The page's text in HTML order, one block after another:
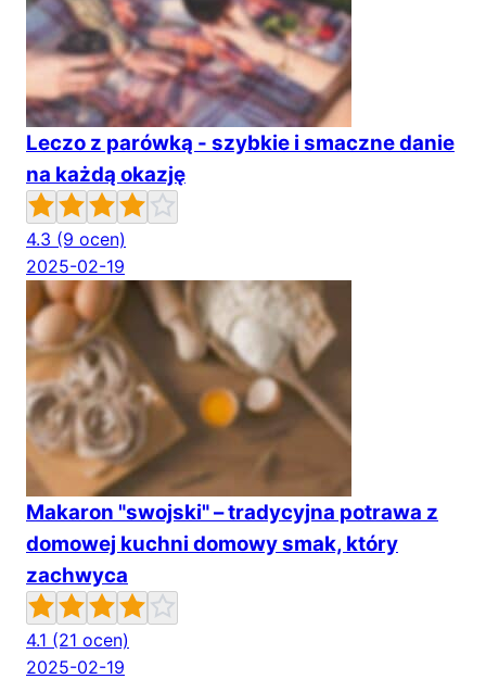
Leczo z parówką - szybkie i smaczne danie
na każdą okazję
4.3 (9 ocen)
2025-02-19
Makaron "swojski" – tradycyjna potrawa z
domowej kuchni domowy smak, który
zachwyca
4.1 (21 ocen)
2025-02-19